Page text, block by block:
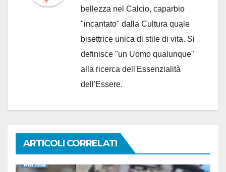
bellezza nel Calcio, caparbio
"incantato" dalla Cultura quale
bisettrice unica di stile di vita. Si
definisce "un Uomo qualunque"
alla ricerca dell'Essenzialità
dell'Essere.
ARTICOLI CORRELATI